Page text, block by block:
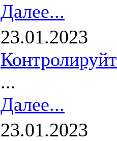
Далее...
23.01.2023
...
Далее...
23.01.2023